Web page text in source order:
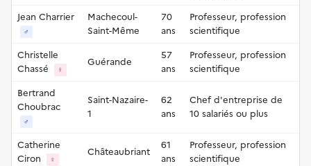
Jean Charrier
♂
Machecoul-
Saint-Même
70
ans
Professeur, profession
scientifique
Christelle
Chassé
♀
Guérande
57
ans
Professeur, profession
scientifique
Bertrand
Choubrac
♂
Saint-Nazaire-
1
62
ans
Chef d'entreprise de
10 salariés ou plus
Catherine
Ciron
♀
Châteaubriant
61
ans
Professeur, profession
scientifique